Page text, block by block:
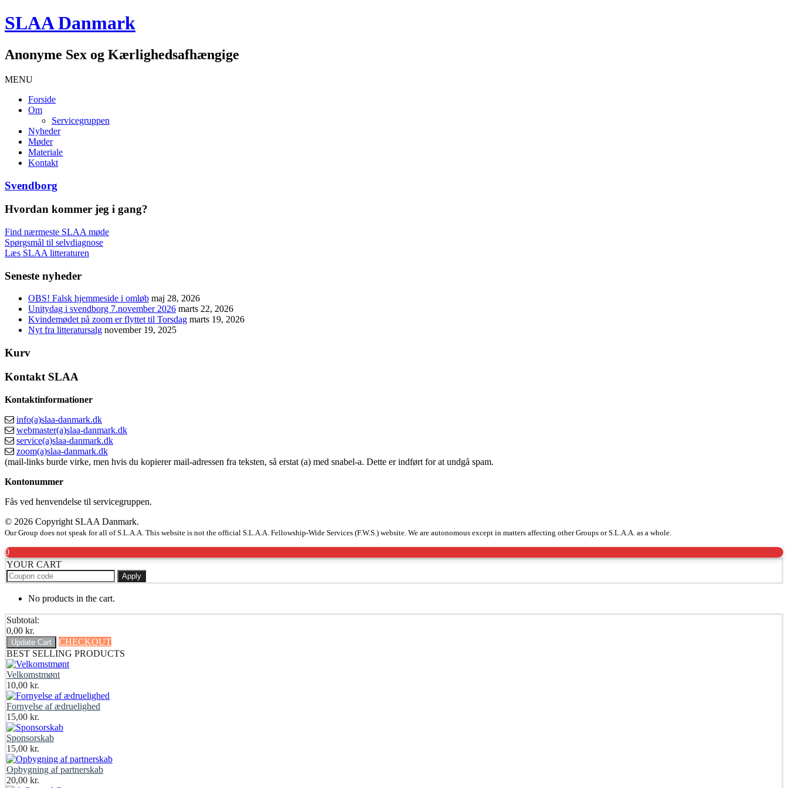
SLAA Danmark
Anonyme Sex og Kærlighedsafhængige
MENU
Forside
Om
Servicegruppen
Nyheder
Møder
Materiale
Kontakt
Svendborg
Hvordan kommer jeg i gang?
Find nærmeste SLAA møde
Spørgsmål til selvdiagnose
Læs SLAA litteraturen
Seneste nyheder
OBS! Falsk hjemmeside i omløb maj 28, 2026
Unitydag i svendborg 7.november 2026 marts 22, 2026
Kvindemødet på zoom er flyttet til Torsdag marts 19, 2026
Nyt fra litteratursalg november 19, 2025
Kurv
Kontakt SLAA
Kontaktinformationer
info(a)slaa-danmark.dk
webmaster(a)slaa-danmark.dk
service(a)slaa-danmark.dk
zoom(a)slaa-danmark.dk
(mail-links burde virke, men hvis du kopierer mail-adressen fra teksten, så erstat (a) med snabel-a. Dette er indført for at undgå spam.
Kontonummer
Fås ved henvendelse til servicegruppen.
© 2026 Copyright SLAA Danmark.
Our Group does not speak for all of S.L.A.A. This website is not the official S.L.A.A. Fellowship-Wide Services (F.W.S.) website. We are autonomous except in matters affecting other Groups or S.L.A.A. as a whole.
0
YOUR CART
Apply
No products in the cart.
Subtotal:
0,00 kr.
Update Cart
CHECKOUT
BEST SELLING PRODUCTS
Velkomstmønt
10,00 kr.
Fornyelse af ædruelighed
15,00 kr.
Sponsorskab
15,00 kr.
Opbygning af partnerskab
20,00 kr.